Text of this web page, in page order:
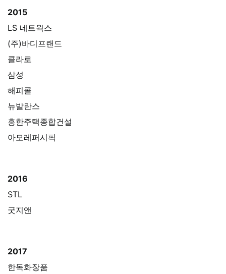
2015
LS 네트웍스
(주)바디프랜드
클라로
삼성
해피콜
뉴발란스
흥한주택종합건설
아모레퍼시픽
2016
STL
굿지앤
2017
한독화장품